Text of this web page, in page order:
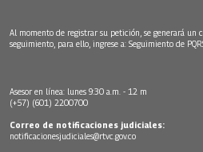
Al momento de registrar su petición, se generará un
seguimiento, para ello, ingrese a: Seguimiento de
Asesor en línea: lunes 9:30 a.m. - 12 m
(+57) (601) 2200700
Correo de notificaciones judiciales:
notificacionesjudiciales@rtvc.gov.co